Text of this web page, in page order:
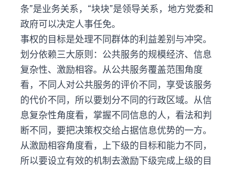
条”是业务关系，“块块”是领导关系，地方党委和
政府可以决定人事任免。
事权的目标是处理不同群体的利益差别与冲突。
划分依赖三大原则：公共服务的规模经济、信息
复杂性、激励相容。从公共服务覆盖范围角度
看，不同人对公共服务的评价不同，享受该服务
的代价不同，所以要划分不同的行政区域。从信
息复杂性角度看，掌握不同信息的人，看法和判
断不同，要把决策权交给占据信息优势的一方。
从激励相容角度看，上下级的目标和能力不同，
所以要设立有效的机制去激励下级完成上级的目